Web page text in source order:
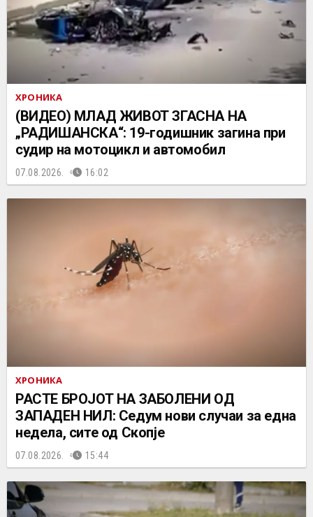
ХРОНИКА
(ВИДЕО) МЛАД ЖИВОТ ЗГАСНА НА
„РАДИШАНСКА“: 19-годишник загина при
судир на мотоцикл и автомобил
07.08.2026. 16:02
ХРОНИКА
РАСТЕ БРОЈОТ НА ЗАБОЛЕНИ ОД
ЗАПАДЕН НИЛ: Седум нови случаи за една
недела, сите од Скопје
07.08.2026. 15:44